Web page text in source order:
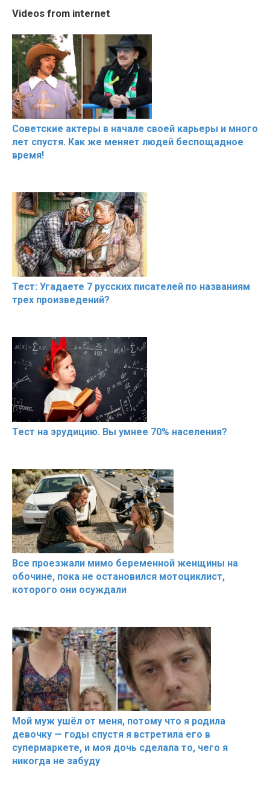
The World's Most
Beautiful Moments
Videos from internet
Советские актеры в начале своей карьеры и много
лет спустя. Как же меняет людей беспощадное
время!
Тест: Угадаете 7 русских писателей по названиям
трех произведений?
Тест на эрудицию. Вы умнее 70% населения?
Все проезжали мимо беременной женщины на
обочине, пока не остановился мотоциклист,
которого они осуждали
Мой муж ушёл от меня, потому что я родила
девочку — годы спустя я встретила его в
супермаркете, и моя дочь сделала то, чего я
никогда не забуду